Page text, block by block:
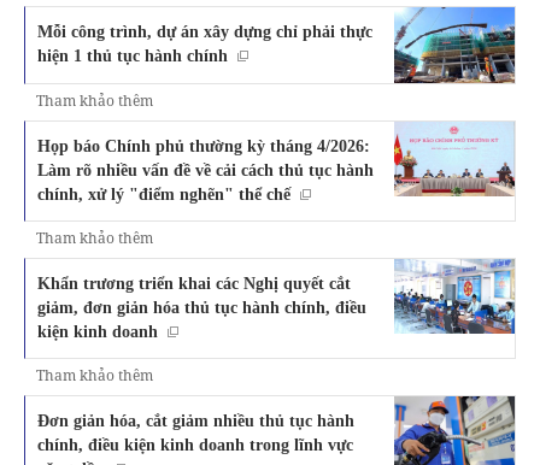
Mỗi công trình, dự án xây dựng chỉ phải thực
hiện 1 thủ tục hành chính
Tham khảo thêm
Họp báo Chính phủ thường kỳ tháng 4/2026:
Làm rõ nhiều vấn đề về cải cách thủ tục hành
chính, xử lý "điểm nghẽn" thể chế
Tham khảo thêm
Khẩn trương triển khai các Nghị quyết cắt
giảm, đơn giản hóa thủ tục hành chính, điều
kiện kinh doanh
Tham khảo thêm
Đơn giản hóa, cắt giảm nhiều thủ tục hành
chính, điều kiện kinh doanh trong lĩnh vực